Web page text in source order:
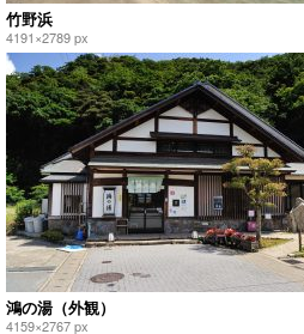
竹野浜
4191×2789 px
鴻の湯（外観）
4159×2767 px